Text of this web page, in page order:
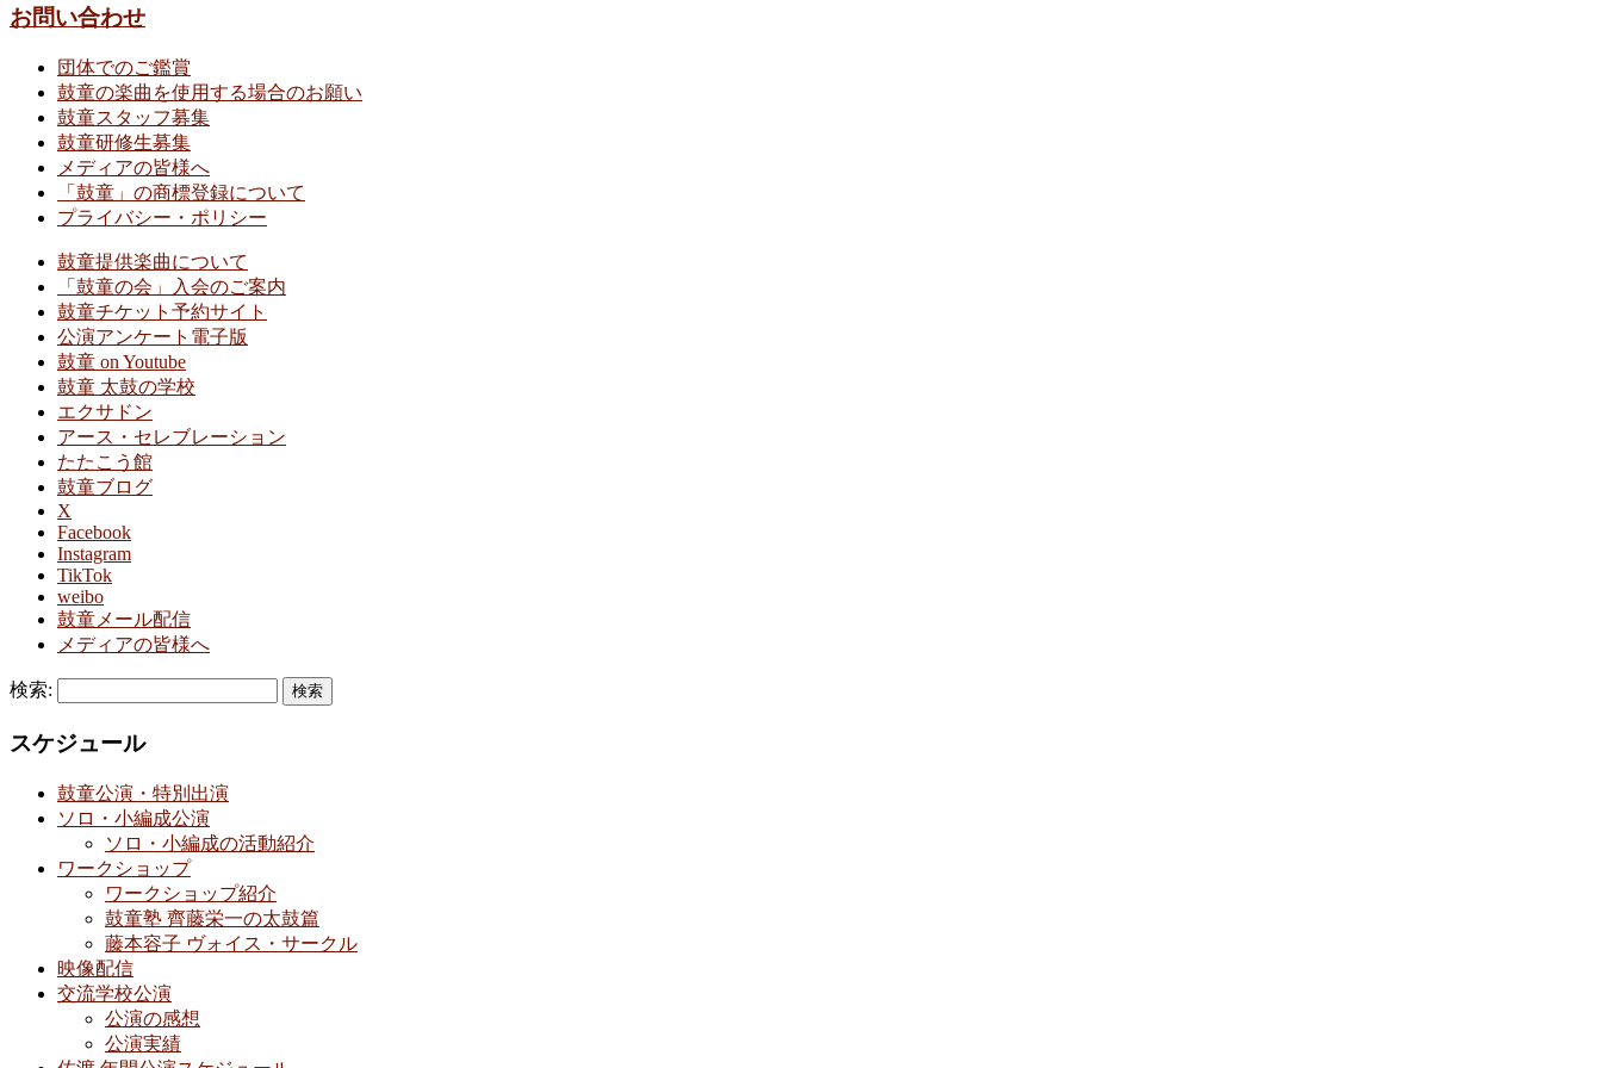
お問い合わせ
団体でのご鑑賞
鼓童の楽曲を使用する場合のお願い
鼓童スタッフ募集
鼓童研修生募集
メディアの皆様へ
「鼓童」の商標登録について
プライバシー・ポリシー
鼓童提供楽曲について
「鼓童の会」入会のご案内
鼓童チケット予約サイト
公演アンケート電子版
鼓童 on Youtube
鼓童 太鼓の学校
エクサドン
アース・セレブレーション
たたこう館
鼓童ブログ
X
Facebook
Instagram
TikTok
weibo
鼓童メール配信
メディアの皆様へ
検索:
スケジュール
鼓童公演・特別出演
ソロ・小編成公演
ソロ・小編成の活動紹介
ワークショップ
ワークショップ紹介
鼓童塾 齊藤栄一の太鼓篇
藤本容子 ヴォイス・サークル
映像配信
交流学校公演
公演の感想
公演実績